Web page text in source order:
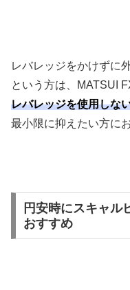
レバレッジをかけずに
という方は、
MATSUI
レバレッジを使用しな
最小限に抑えたい方に
円安時にスキャル
おすすめ